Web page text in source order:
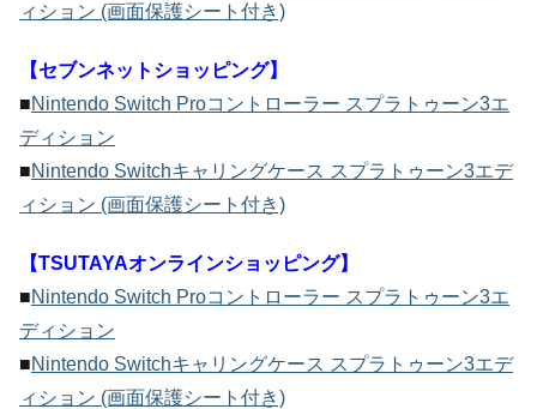
ィション (画面保護シート付き)
【セブンネットショッピング】
■Nintendo Switch Proコントローラー スプラトゥーン3エ
ディション
■Nintendo Switchキャリングケース スプラトゥーン3エデ
ィション (画面保護シート付き)
【TSUTAYAオンラインショッピング】
■Nintendo Switch Proコントローラー スプラトゥーン3エ
ディション
■Nintendo Switchキャリングケース スプラトゥーン3エデ
ィション (画面保護シート付き)